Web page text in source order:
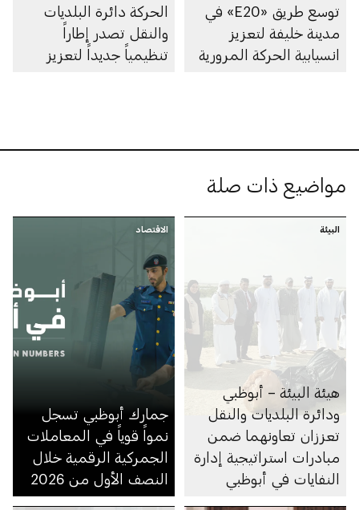
توسع طريق «E20» في
مدينة خليفة لتعزيز
انسيابية الحركة المرورية
الحركة دائرة البلديات
والنقل تصدر إطاراً
تنظيمياً جديداً لتعزيز
مواضيع ذات صلة
البيئة
هيئة البيئة – أبوظبي
ودائرة البلديات والنقل
تعززان تعاونهما ضمن
مبادرات استراتيجية إدارة
النفايات في أبوظبي
الاقتصاد
جمارك أبوظبي تسجل
نمواً قوياً في المعاملات
الجمركية الرقمية خلال
النصف الأول من 2026